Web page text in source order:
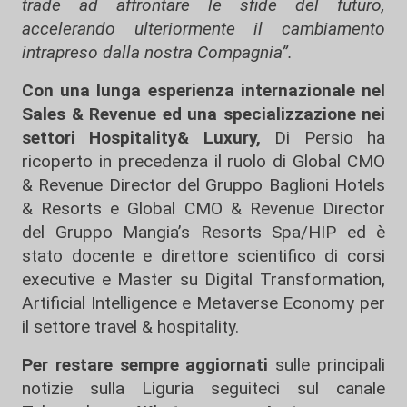
trade ad affrontare le sfide del futuro,
accelerando ulteriormente il cambiamento
intrapreso dalla nostra Compagnia”.
Con una lunga esperienza internazionale nel
Sales & Revenue ed una specializzazione nei
settori Hospitality& Luxury, Di Persio ha
ricoperto in precedenza il ruolo di Global CMO
& Revenue Director del Gruppo Baglioni Hotels
& Resorts e Global CMO & Revenue Director
del Gruppo Mangia’s Resorts Spa/HIP ed è
stato docente e direttore scientifico di corsi
executive e Master su Digital Transformation,
Artificial Intelligence e Metaverse Economy per
il settore travel & hospitality.
Per restare sempre aggiornati sulle principali
notizie sulla Liguria seguiteci sul canale